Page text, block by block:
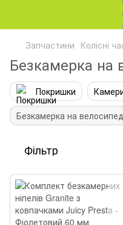
Запчастини Колісні
Безкамерка на
Покришки
Безкамерка на велосипед
Фільтр